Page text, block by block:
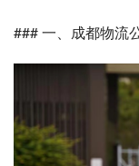
### 一、成都物流